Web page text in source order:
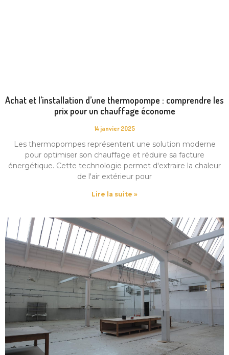
Achat et l’installation d’une thermopompe : comprendre les
prix pour un chauffage économe
14 janvier 2025
Les thermopompes représentent une solution moderne
pour optimiser son chauffage et réduire sa facture
énergétique. Cette technologie permet d'extraire la chaleur
de l'air extérieur pour
Lire la suite »